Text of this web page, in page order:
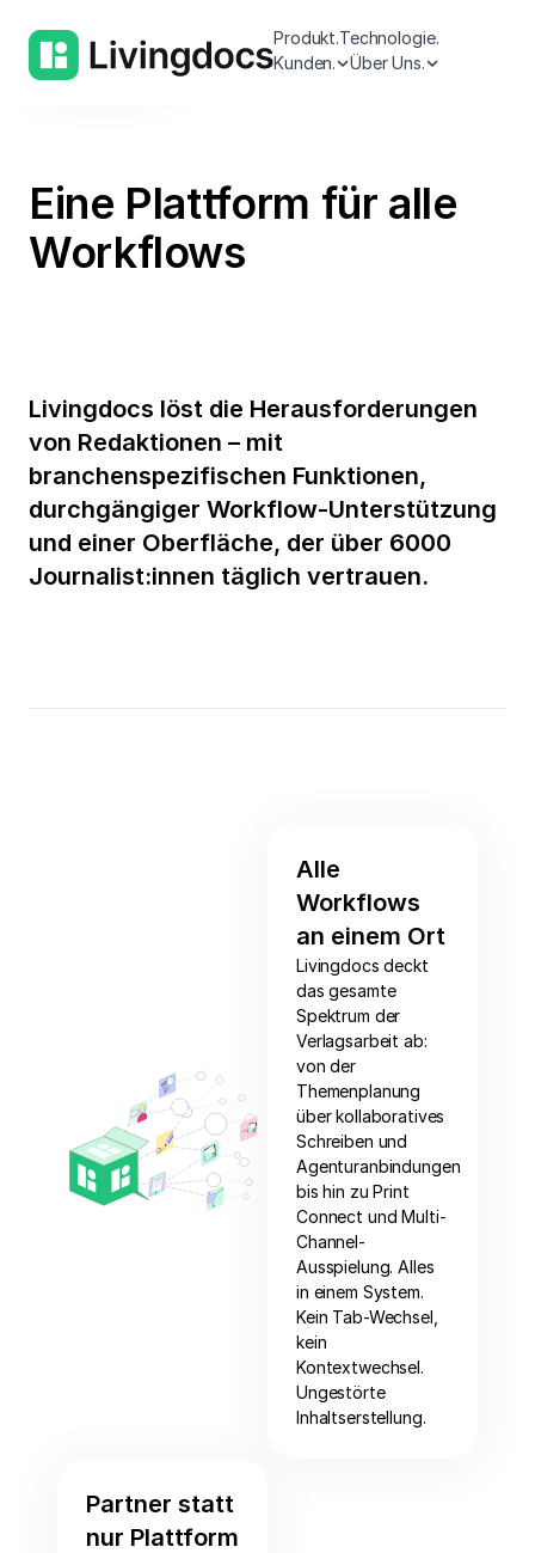
Produkt.Technologie.
Kunden.
Über Uns.
Eine Plattform für alle
Workflows
Livingdocs löst die Herausforderungen
von Redaktionen – mit
branchenspezifischen Funktionen,
durchgängiger Workflow-Unterstützung
und einer Oberfläche, der über 6000
Journalist:innen täglich vertrauen.
Highlights
Alle
Workflows
an einem Ort
Livingdocs deckt
das gesamte
Spektrum der
Verlagsarbeit ab:
von der
Themenplanung
über kollaboratives
Schreiben und
Agenturanbindungen
bis hin zu Print
Connect und Multi-
Channel-
Ausspielung. Alles
in einem System.
Kein Tab-Wechsel,
kein
Kontextwechsel.
Ungestörte
Inhaltserstellung.
Partner statt
nur Plattform